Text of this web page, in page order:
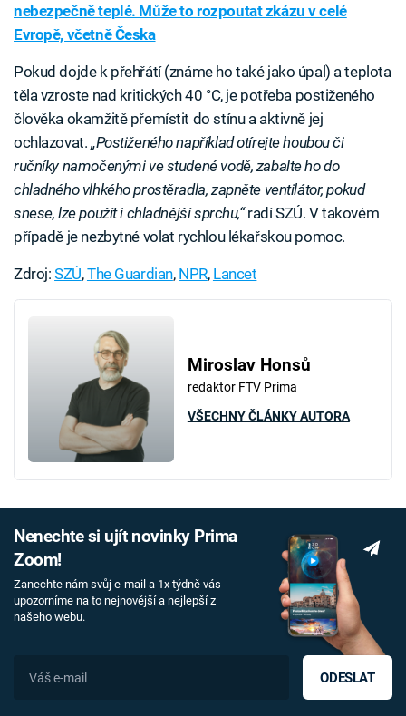
nebezpečně teplé. Může to rozpoutat zkázu v celé
Evropě, včetně Česka
Pokud dojde k přehřátí (známe ho také jako úpal) a teplota
těla vzroste nad kritických 40 °C, je potřeba postiženého
člověka okamžitě přemístit do stínu a aktivně jej
ochlazovat. „Postiženého například otírejte houbou či
ručníky namočenými ve studené vodě, zabalte ho do
chladného vlhkého prostěradla, zapněte ventilátor, pokud
snese, lze použít i chladnější sprchu,“radí SZÚ. V takovém
případě je nezbytné volat rychlou lékařskou pomoc.
Zdroj:SZÚ,The Guardian, NPR, Lancet
Miroslav Honsů
redaktor FTV Prima
VŠECHNY ČLÁNKY AUTORA
Nenechte si ujít novinky Prima
Zoom!
Zanechte nám svůj e-mail a 1x týdně vás
upozorníme na to nejnovější a nejlepší z
našeho webu.
ODESLAT